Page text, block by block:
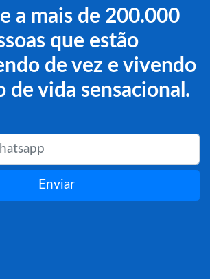
a mais de 200.000
que estão
de vez e vivendo
de vida sensacional.
Enviar